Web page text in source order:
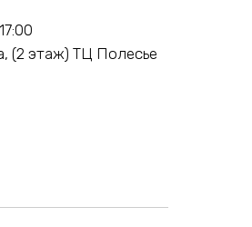
(2 этаж) ТЦ Полесье